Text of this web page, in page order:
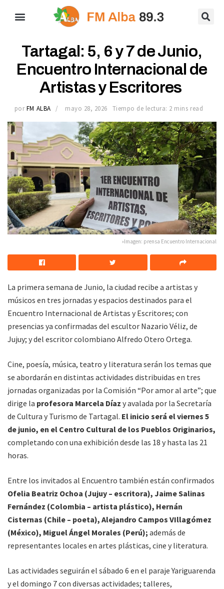
Tartagal: 5, 6 y 7 de Junio,
Encuentro Internacional de
Artistas y Escritores
por FM ALBA mayo 28, 2026 Tiempo de lectura: 2 mins read
»Imagen: prensa Encuentro Internacional
La primera semana de Junio, la ciudad recibe a artistas y
músicos en tres jornadas y espacios destinados para el
Encuentro Internacional de Artistas y Escritores; con
presencias ya confirmadas del escultor Nazario Véliz, de
Jujuy; y del escritor colombiano Alfredo Otero Ortega.
Cine, poesía, música, teatro y literatura serán los temas que
se abordarán en distintas actividades distribuidas en tres
jornadas organizadas por la Comisión “Por amor al arte”; que
dirige la profesora Marcela Díaz y avalada por la Secretaría
de Cultura y Turismo de Tartagal. El inicio será el viernes 5
de junio, en el Centro Cultural de los Pueblos Originarios,
completando con una exhibición desde las 18 y hasta las 21
horas.
Entre los invitados al Encuentro también están confirmados
Ofelia Beatriz Ochoa (Jujuy – escritora), Jaime Salinas
Fernández (Colombia – artista plástico), Hernán
Cisternas (Chile – poeta), Alejandro Campos VIllagómez
(México), Miguel Ángel Morales (Perú); además de
representantes locales en artes plásticas, cine y literatura.
Las actividades seguirán el sábado 6 en el paraje Yariguarenda
y el domingo 7 con diversas actividades; talleres,